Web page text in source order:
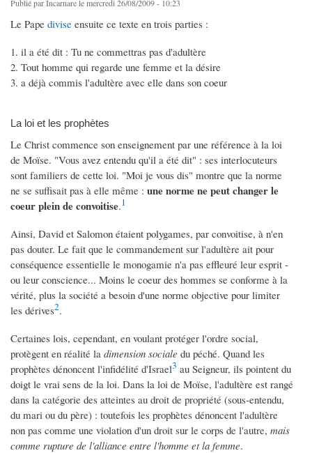
Publié parIncarnarele mercredi 26/08/2009 - 10:23
Le Pape divise ensuite ce texte en trois parties :
il a été dit : Tu ne commettras pas d'adultère
Tout homme qui regarde une femme et la désire
a déjà commis l'adultère avec elle dans son coeur
La loi et les prophètes
Le Christ commence son enseignement par une référence à la loi
de Moïse. "Vous avez entendu qu'il a été dit" : ses interlocuteurs
sont familiers de cette loi. "Moi je vous dis" montre que la norme
ne se suffisait pas à elle même : unenorme ne peut changer le
coeur plein de convoitise.1
Ainsi, David et Salomon étaient polygames, par convoitise, à n'en
pas douter. Le fait que le commandement sur l'adultère ait pour
conséquence essentielle le monogamie n'a pas effleuré leur esprit -
ou leur conscience... Moins le coeur des hommes se conforme à la
vérité, plus la société a besoin d'une norme objective pour limiter
les dérives2.
Certaines lois, cependant, en voulant protéger l'ordre social,
protègent en réalité la dimension sociale du péché. Quand les
prophètes dénoncent l'infidélité d'Israel3 au Seigneur, ils pointent du
doigt le vrai sens de la loi. Dans la loi de Moïse, l'adultère est rangé
dans la catégorie des atteintes au droit de propriété (sous-entendu,
du mari ou du père) : toutefois les prophètes dénoncent l'adultère
non pas comme une violation d'un droit sur le corps de l'autre, mais
comme rupture de l'alliance entre l'homme et la femme.